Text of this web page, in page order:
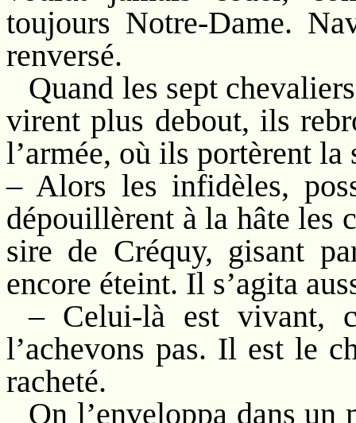
toujours Notre-Dame.
renversé.
Quand les sept
virent plus debout, ils
l’armée, où ils portèrent
– Alors les infidèles,
dépouillèrent à la hâte les
sire de Créquy, gisant
encore éteint. Il s’agita
– Celui-là est vivant,
l’achevons pas. Il est le
racheté.
On l’enveloppa dans un